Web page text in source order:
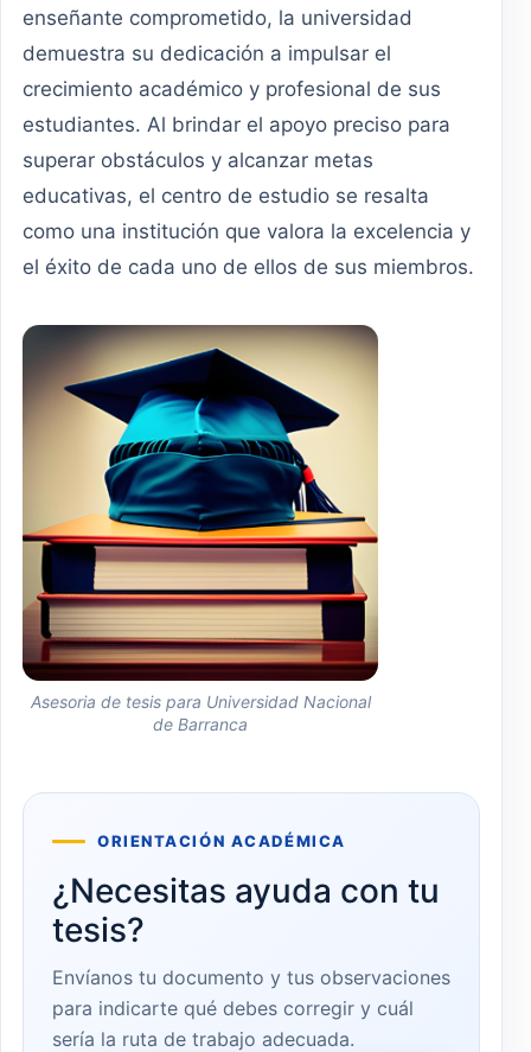
enseñante comprometido, la universidad
demuestra su dedicación a impulsar el
crecimiento académico y profesional de sus
estudiantes. Al brindar el apoyo preciso para
superar obstáculos y alcanzar metas
educativas, el centro de estudio se resalta
como una institución que valora la excelencia y
el éxito de cada uno de ellos de sus miembros.
Asesoria de tesis para Universidad Nacional
de Barranca
ORIENTACIÓN ACADÉMICA
¿Necesitas ayuda con tu
tesis?
Envíanos tu documento y tus observaciones
para indicarte qué debes corregir y cuál
sería la ruta de trabajo adecuada.